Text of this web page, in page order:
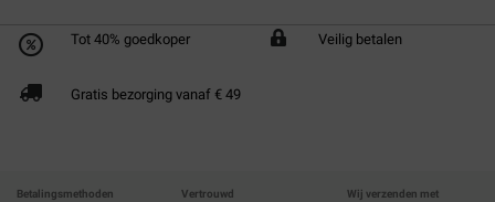
Tot 40% goedkoper Veilig betalen
Gratis bezorging vanaf € 49
Betalingsmethoden Vertrouwd Wij verzenden met